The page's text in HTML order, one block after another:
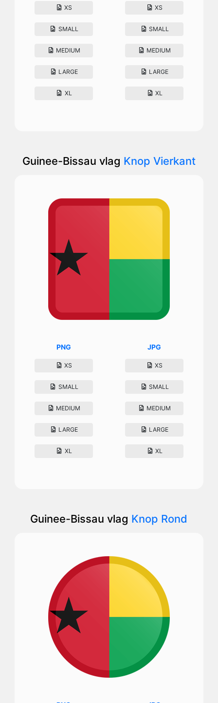
XS
SMALL
MEDIUM
LARGE
XL
XS
SMALL
MEDIUM
LARGE
XL
Guinee-Bissau vlag Knop Vierkant
PNG
XS
SMALL
MEDIUM
LARGE
XL
JPG
XS
SMALL
MEDIUM
LARGE
XL
Guinee-Bissau vlag Knop Rond